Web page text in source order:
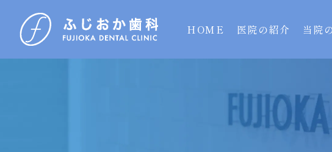
HOME 医院の紹介 当院